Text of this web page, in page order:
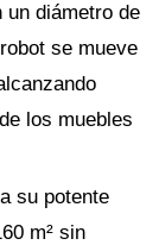
un diámetro de
se mueve
los muebles
su potente
m² sin